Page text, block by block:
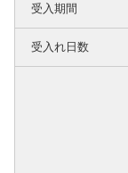
受入期間
受入れ日数